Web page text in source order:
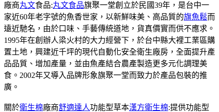
廠商丸文食品:丸文食品旗聚一堂創立於民國39年，是台中一
家近60年老字號的魚香世家，以新鮮味美、高品質的旗魚鬆而
遠近馳名，由於口味、手藝傳統道地，貨真價實而供不應求。
1995年在創辦人梁火村的大力經營下，於台中縣大裡工業區購
置土地，興建近千坪的現代自動化安全衛生廠房，全面提升產
品品質、增加產量，並由魚產結合農產製造更多元化調理美
食。2002年又導入品牌形象旗聚一堂而致力於產品包裝的推
廣。
關於衛生棉廠商舒適達人功能型草本漢方衛生棉:提供功能型